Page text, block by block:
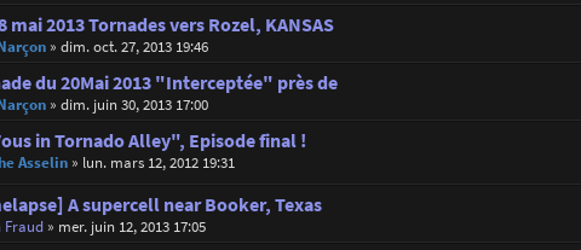
mai 2013 Tornades vers Rozel, KANSAS
» dim. oct. 27, 2013 19:46
du 20Mai 2013 "Interceptée" près de
» dim. juin 30, 2013 17:00
in Tornado Alley", Episode final !
Asselin» lun. mars 12, 2012 19:31
A supercell near Booker, Texas
Fraud» mer. juin 12, 2013 17:05